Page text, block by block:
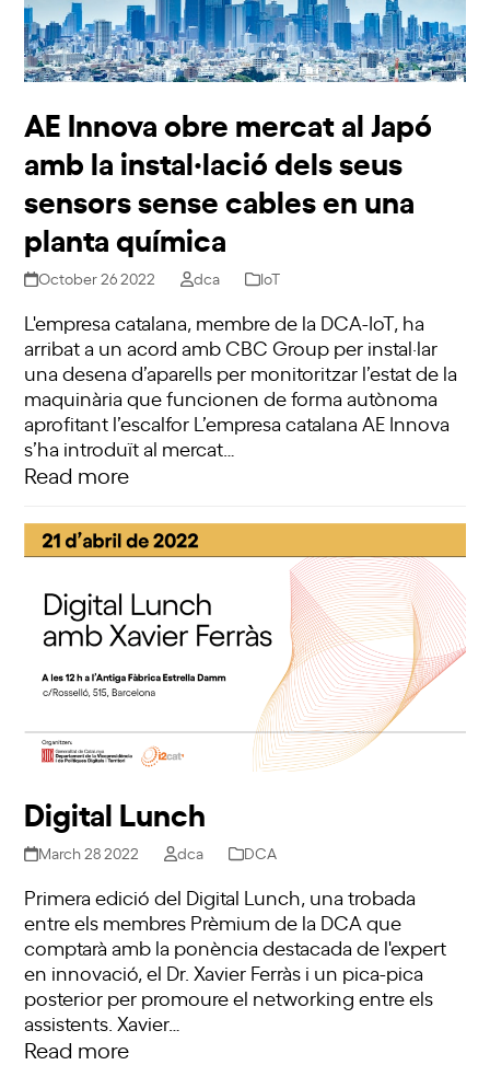
AE Innova obre mercat al Japó
amb la instal·lació dels seus
sensors sense cables en una
planta química
October 26 2022 dca IoT
L'empresa catalana, membre de la DCA-IoT, ha
arribat a un acord amb CBC Group per instal·lar
una desena d’aparells per monitoritzar l’estat de la
maquinària que funcionen de forma autònoma
aprofitant l’escalfor L’empresa catalana AE Innova
s’ha introduït al mercat…
Read more
Digital Lunch
March 28 2022 dca DCA
Primera edició del Digital Lunch, una trobada
entre els membres Prèmium de la DCA que
comptarà amb la ponència destacada de l'expert
en innovació, el Dr. Xavier Ferràs i un pica-pica
posterior per promoure el networking entre els
assistents. Xavier…
Read more